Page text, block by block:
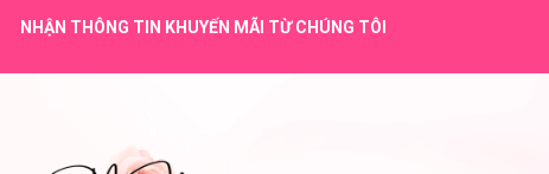
NHẬN THÔNG TIN KHUYẾN MÃI TỪ CHÚNG TÔI